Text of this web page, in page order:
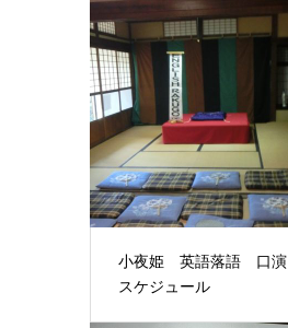
小夜姫 英語落語 口演
スケジュール